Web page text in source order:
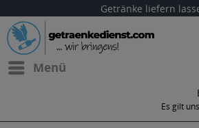
Getränke liefern
Menü
Es gilt